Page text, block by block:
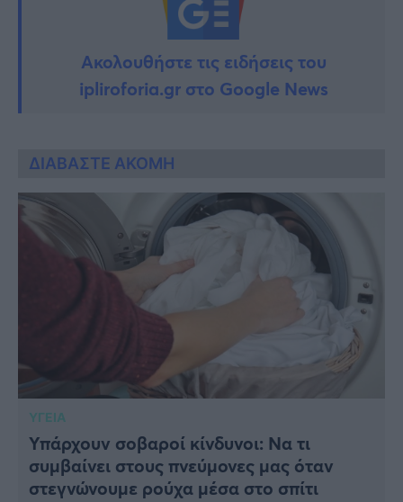
Ακολουθήστε τις ειδήσεις του
ipliroforia.gr στο Google News
ΔΙΑΒΑΣΤΕ ΑΚΟΜΗ
ΥΓΕΙΑ
Υπάρχουν σοβαροί κίνδυνοι: Να τι
συμβαίνει στους πνεύμονες μας όταν
στεγνώνουμε ρούχα μέσα στο σπίτι